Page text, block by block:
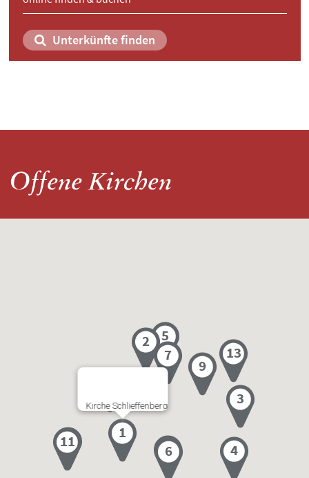
Unterkünfte finden
Offene Kirchen
Kirche Schlieffenberg